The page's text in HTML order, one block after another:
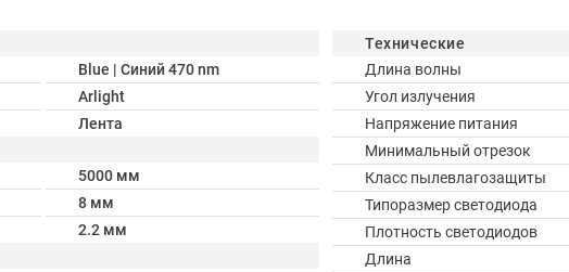
Blue | Синий 470 nm
Arlight
Лента
5000 мм
8 мм
2.2 мм
Технические
Длина волны
Угол излучения
Напряжение питания
Минимальный отрезок
Класс пылевлагозащиты
Типоразмер светодиода
Плотность светодиодов
Длина